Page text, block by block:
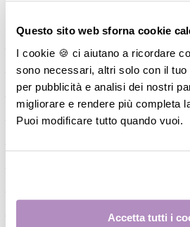
Questo sito web sforna cookie
I cookie 🍪 ci aiutano a ricordare
sono necessari, altri solo con il
per pubblicità e analisi dei nostri
migliorare e rendere più completa
Puoi modificare tutto quando vuoi.
Accetta tutti i
―
Cuscini allattamento
―Biberon
―
Tettarelle
―Succhietti
Conservalatte Materno